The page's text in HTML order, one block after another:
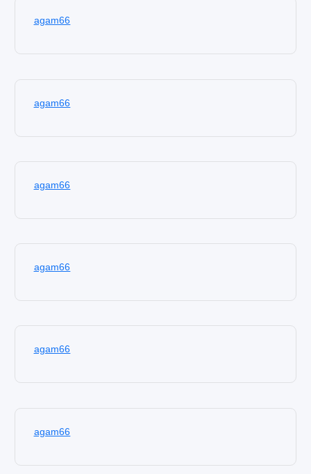
agam66
agam66
agam66
agam66
agam66
agam66